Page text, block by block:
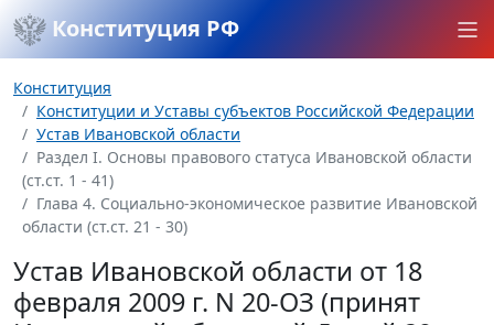
Конституция РФ
Конституция
Конституции и Уставы субъектов Российской Федерации
Устав Ивановской области
Раздел I. Основы правового статуса Ивановской области
(ст.ст. 1 - 41)
Глава 4. Социально-экономическое развитие Ивановской
области (ст.ст. 21 - 30)
Устав Ивановской области от 18
февраля 2009 г. N 20-ОЗ (принят